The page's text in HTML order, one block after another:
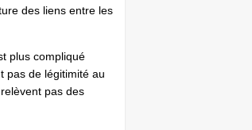
des liens entre les
plus compliqué
pas de légitimité au
pas des